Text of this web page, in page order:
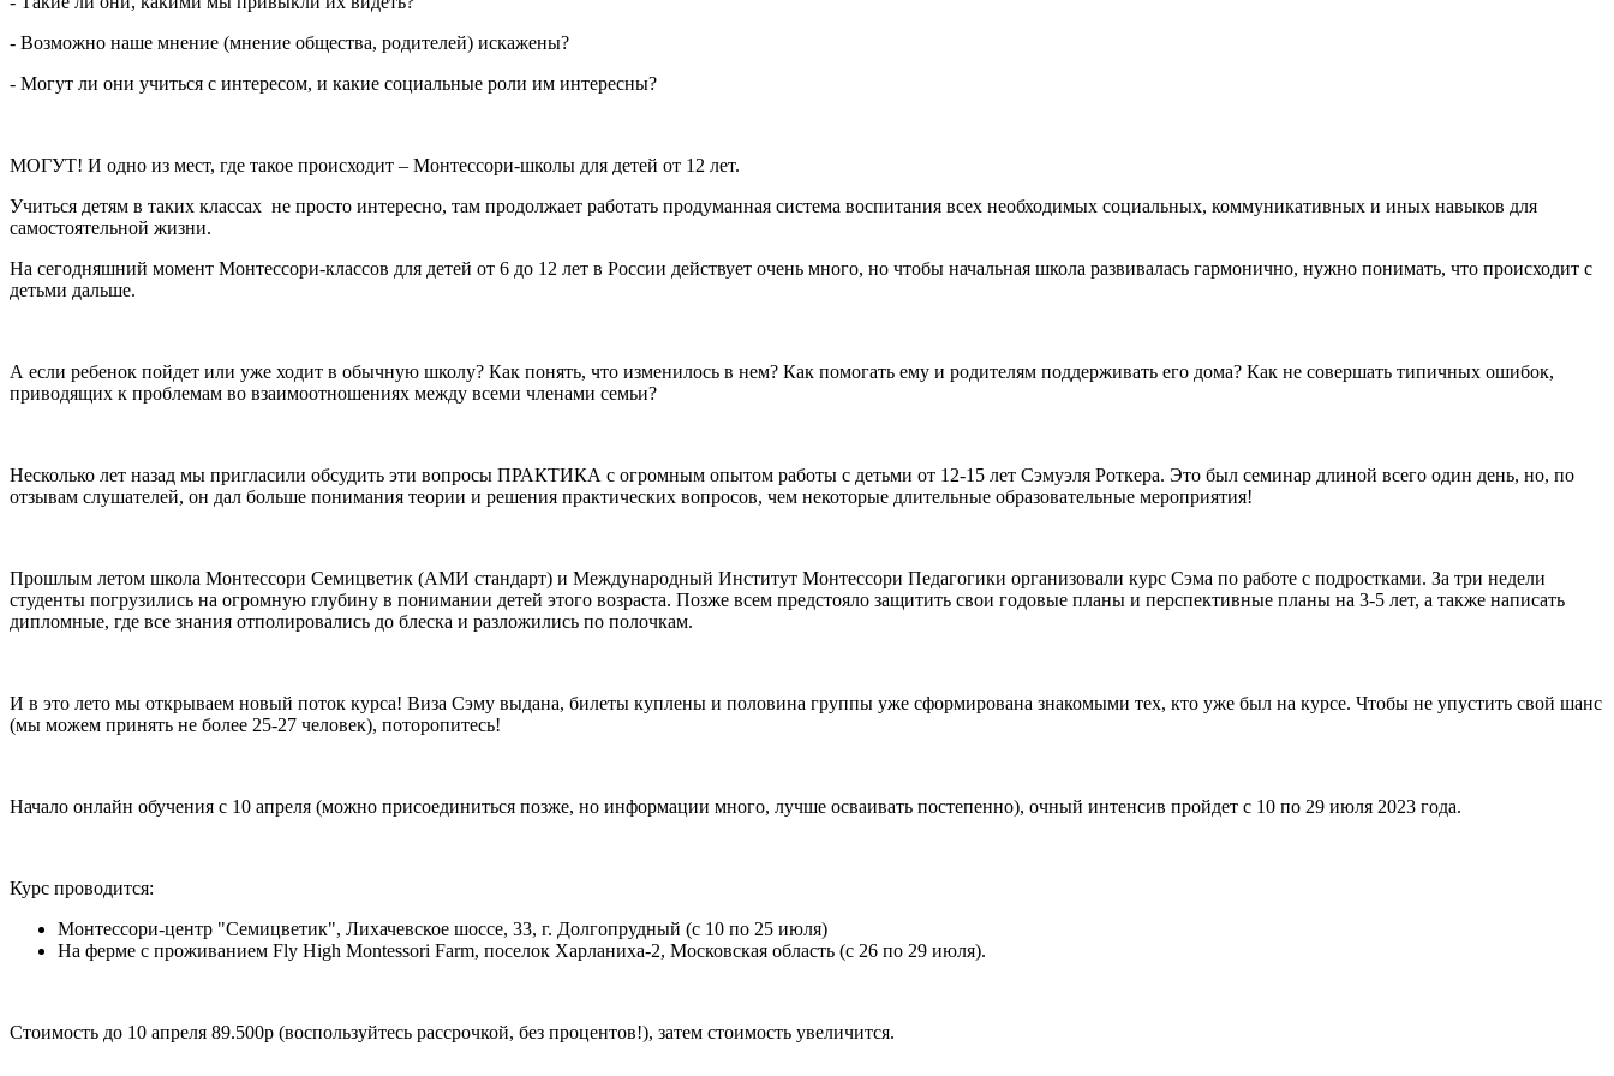
- Возможно наше мнение (мнение общества, родителей) искажены?
- Могут ли они учиться с интересом, и какие социальные роли им интересны?
МОГУТ! И одно из мест, где такое происходит – Монтессори-школы для детей от 12 лет.
Учиться детям в таких классах не просто интересно, там продолжает работать продуманная система воспитания всех необходимых социальных, коммуникативных и иных навыков для
самостоятельной жизни.
На сегодняшний момент Монтессори-классов для детей от 6 до 12 лет в России действует очень много, но чтобы начальная школа развивалась гармонично, нужно понимать, что происходит с
детьми дальше.
А если ребенок пойдет или уже ходит в обычную школу? Как понять, что изменилось в нем? Как помогать ему и родителям поддерживать его дома? Как не совершать типичных ошибок,
приводящих к проблемам во взаимоотношениях между всеми членами семьи?
Несколько лет назад мы пригласили обсудить эти вопросы ПРАКТИКА с огромным опытом работы с детьми от 12-15 лет Сэмуэля Роткера. Это был семинар длиной всего один день, но, по
отзывам слушателей, он дал больше понимания теории и решения практических вопросов, чем некоторые длительные образовательные мероприятия!
Прошлым летом школа Монтессори Семицветик (АМИ стандарт) и Международный Институт Монтессори Педагогики организовали курс Сэма по работе с подростками. За три недели
студенты погрузились на огромную глубину в понимании детей этого возраста. Позже всем предстояло защитить свои годовые планы и перспективные планы на 3-5 лет, а также написать
дипломные, где все знания отполировались до блеска и разложились по полочкам.
И в это лето мы открываем новый поток курса! Виза Сэму выдана, билеты куплены и половина группы уже сформирована знакомыми тех, кто уже был на курсе. Чтобы не упустить свой шанс
(мы можем принять не более 25-27 человек), поторопитесь!
Начало онлайн обучения с 10 апреля (можно присоединиться позже, но информации много, лучше осваивать постепенно), очный интенсив пройдет с 10 по 29 июля 2023 года.
Курс проводится:
Монтессори-центр "Семицветик", Лихачевское шоссе, 33, г. Долгопрудный (с 10 по 25 июля)
На ферме с проживанием Fly High Montessori Farm, поселок Харланиха-2, Московская область (с 26 по 29 июля).
Стоимость до 10 апреля 89.500р (воспользуйтесь рассрочкой, без процентов!), затем стоимость увеличится.